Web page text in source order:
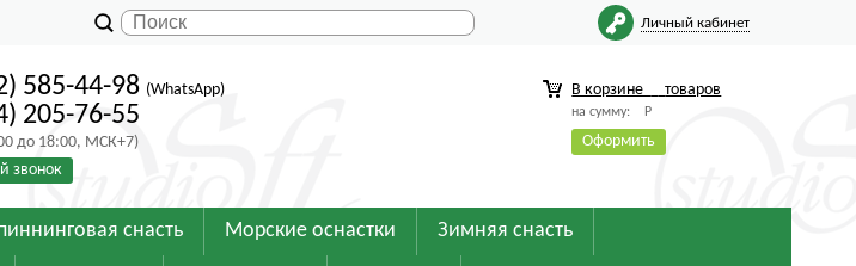
Личный кабинет
585-44-98 (WhatsApp)
205-76-55
до 18:00, МСК+7)
звонок
В корзине товаров
на сумму: Р
Оформить
снасть Морские оснастки Зимняя снасть